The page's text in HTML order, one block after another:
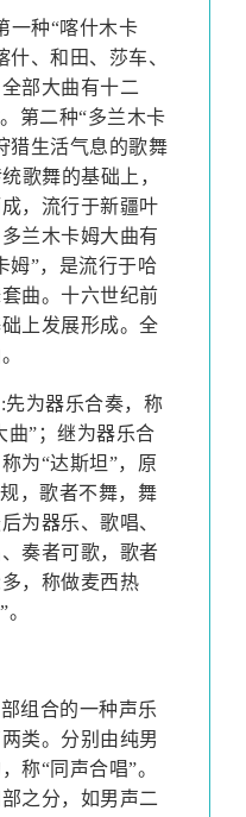
一种“喀什木卡
、和田、莎车、
部大曲有十二
第二种“多兰木卡
猎生活气息的歌舞
歌舞的基础上，
，流行于新疆叶
兰木卡姆大曲有
姆”，是流行于哈
曲。十六世纪前
上发展形成。全
:先为器乐合奏，称
曲”；继为器乐合
为“达斯坦”，原
，歌者不舞，舞
为器乐、歌唱、
奏者可歌，歌者
，称做麦西热
组合的一种声乐
类。分别由纯男
称“同声合唱”。
之分，如男声二